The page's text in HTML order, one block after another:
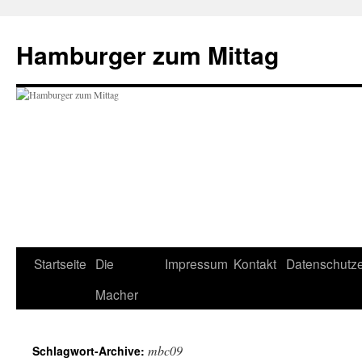
Hamburger zum Mittag
Zum
Startseite Die
Macher
Impressum Kontakt
Schlagwort-Archive: mbc09